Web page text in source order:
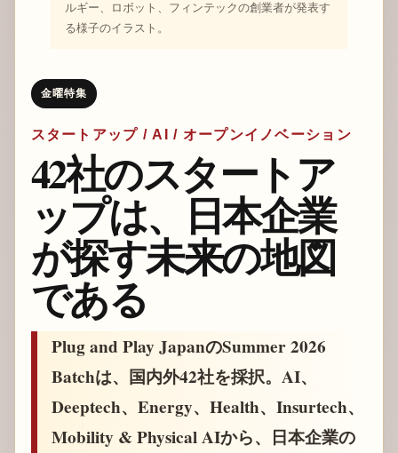
ルギー、ロボット、フィンテックの創業者が発表す
る様子のイラスト。
金曜特集
スタートアップ / AI / オープンイノベーション
42社のスタートア
ップは、日本企業
が探す未来の地図
である
Plug and Play JapanのSummer 2026
Batchは、国内外42社を採択。AI、
Deeptech、Energy、Health、Insurtech、
Mobility & Physical AIから、日本企業の